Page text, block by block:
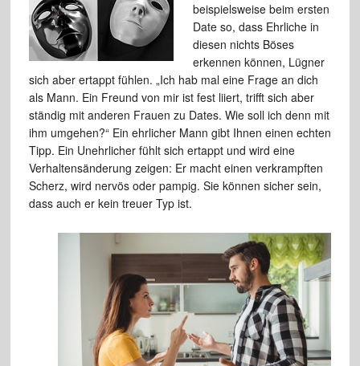
beispielsweise beim ersten
Date so, dass Ehrliche in
diesen nichts Böses
erkennen können, Lügner
sich aber ertappt fühlen. „Ich hab mal eine Frage an dich
als Mann. Ein Freund von mir ist fest liiert, trifft sich aber
ständig mit anderen Frauen zu Dates. Wie soll ich denn mit
ihm umgehen?“ Ein ehrlicher Mann gibt Ihnen einen echten
Tipp. Ein Unehrlicher fühlt sich ertappt und wird eine
Verhaltensänderung zeigen: Er macht einen verkrampften
Scherz, wird nervös oder pampig. Sie können sicher sein,
dass auch er kein treuer Typ ist.